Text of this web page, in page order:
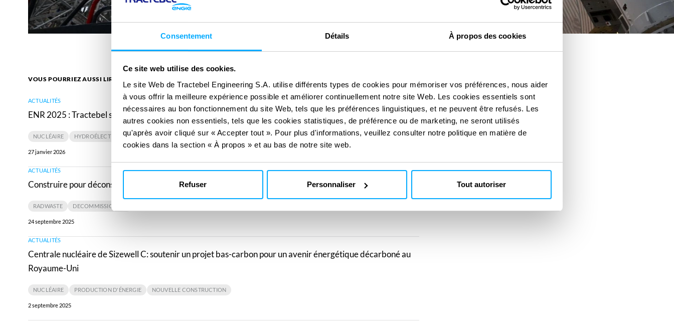
Consentement Détails À propos des cookies
Ce site web utilise des cookies.
Le site Web de Tractebel Engineering S.A. utilise différents types de cookies pour mémoriser vos préférences, nous aider
à vous offrir la meilleure expérience possible et améliorer continuellement notre site Web. Les cookies essentiels sont
nécessaires au bon fonctionnement du site Web, tels que les préférences linguistiques, et ne peuvent être refusés. Les
autres cookies non essentiels, tels que les cookies statistiques, de préférence ou de marketing, ne seront utilisés
qu'après avoir cliqué sur « Accepter tout ». Pour plus d'informations, veuillez consulter notre politique en matière de
cookies dans la section « À propos » et au bas de notre site web.
Refuser Personnaliser Tout autoriser
VOUS POURRIEZ AUSSI LIRE
ACTUALITÉS
ENR 2025 : Tractebel se classe parmi les cinq premiers dans trois catégories du marché
NUCLÉAIRE HYDROÉLECTRICITÉ
27 janvier 2026
ENR
2025
classe
parmi
dans
trois
catégories
du
ACTUALITÉS
Construire pour déconstruire : au cœur du pré-démantèlement de la centrale nucléaire de Fessenheim
RADWASTE DECOMMISSIONING
24 septembre 2025
Construire
pour
cœur
du
pré-
démantèlement
ACTUALITÉS
Centrale nucléaire de Sizewell C: soutenir un projet bas-carbon pour un avenir énergétique décarboné au
Royaume-Uni
NUCLÉAIRE PRODUCTION D'ÉNERGIE NOUVELLE CONSTRUCTION
2 septembre 2025
Centrale
nucléaire
de
Sizewell